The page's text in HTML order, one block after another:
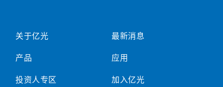
关于亿光
产品
投资人专区
最新消息
应用
加入亿光